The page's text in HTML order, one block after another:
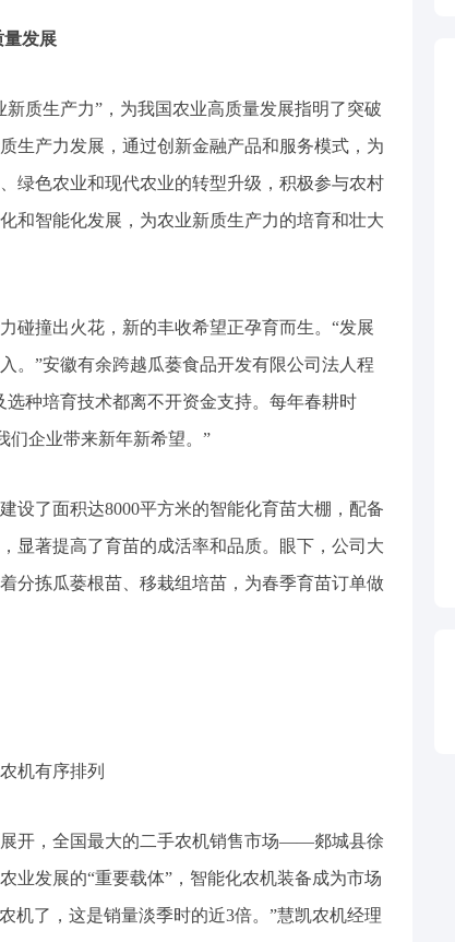
发展
质生产力”，为我国农业高质量发展指明了突破
生产力发展，通过创新金融产品和服务模式，为
绿色农业和现代农业的转型升级，积极参与农村
和智能化发展，为农业新质生产力的培育和壮大
撞出火花，新的丰收希望正孕育而生。“发展
。”安徽有余跨越瓜蒌食品开发有限公司法人程
种培育技术都离不开资金支持。每年春耕时
们企业带来新年新希望。”
了面积达8000平方米的智能化育苗大棚，配备
显著提高了育苗的成活率和品质。眼下，公司大
分拣瓜蒌根苗、移栽组培苗，为春季育苗订单做
机有序排列
，全国最大的二手农机销售市场——郯城县徐
业发展的“重要载体”，智能化农机装备成为市场
机了，这是销量淡季时的近3倍。”慧凯农机经理